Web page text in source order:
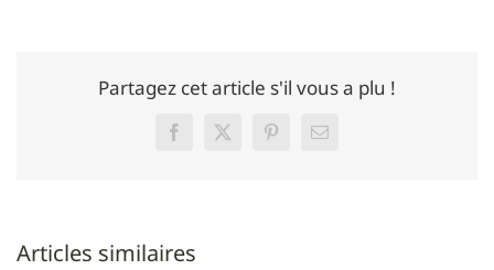
Partagez cet article s'il vous a plu !
FacebookTwitterPinterestEmail
Articles similaires